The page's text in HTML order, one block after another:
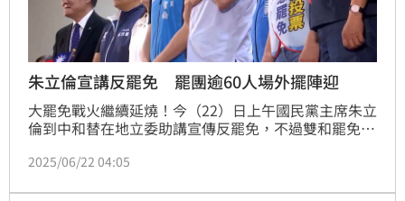
朱立倫宣講反罷免 罷團逾60人場外擺陣迎
大罷免戰火繼續延燒！今（22）日上午國民黨主席朱立
倫到中和替在地立委助講宣傳反罷免，不過雙和罷免團
而另一方面，藍營在前一天的大造勢，也屢屢爆出失言
2025/06/22 04:05